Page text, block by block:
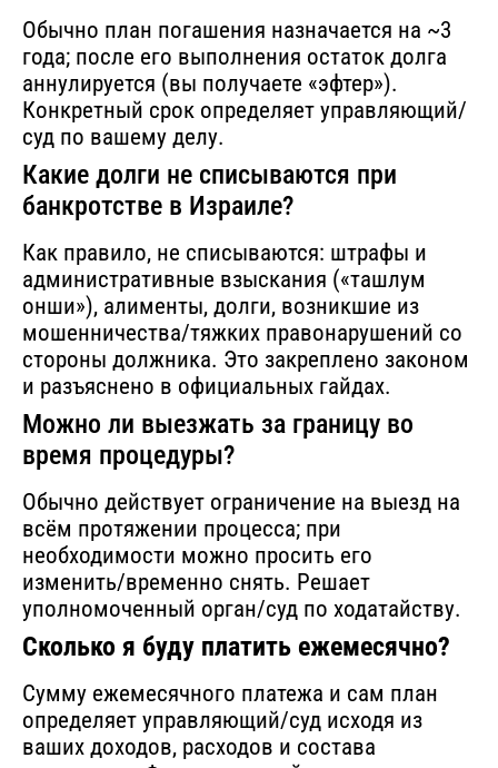
Обычно план погашения назначается на ~3
года; после его выполнения остаток долга
аннулируется (вы получаете «эфтер»).
Конкретный срок определяет управляющий/
суд по вашему делу.
Какие долги не списываются при
банкротстве в Израиле?
Как правило, не списываются: штрафы и
административные взыскания («ташлум
онши»), алименты, долги, возникшие из
мошенничества/тяжких правонарушений со
стороны должника. Это закреплено законом
и разъяснено в официальных гайдах.
Можно ли выезжать за границу во
время процедуры?
Обычно действует ограничение на выезд на
всём протяжении процесса; при
необходимости можно просить его
изменить/временно снять. Решает
уполномоченный орган/суд по ходатайству.
Сколько я буду платить ежемесячно?
Сумму ежемесячного платежа и сам план
определяет управляющий/суд исходя из
ваших доходов, расходов и состава